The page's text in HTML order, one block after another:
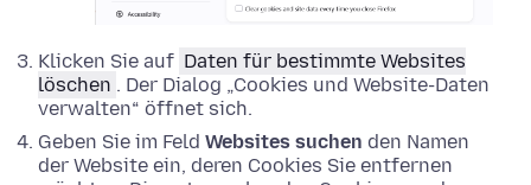
Klicken Sie auf Daten für bestimmte Websites
löschen . Der Dialog „Cookies und Website-Daten
verwalten“ öffnet sich.
Geben Sie im Feld Websites suchen den Namen
der Website ein, deren Cookies Sie entfernen